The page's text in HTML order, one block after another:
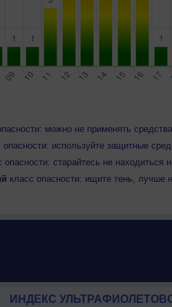
можно не применять
опасности: используйте защитные
опасности: старайтесь не
класс опасности: ищите тень, лучше
ИНДЕКС